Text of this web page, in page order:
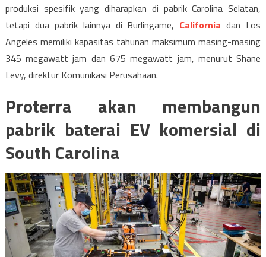
produksi spesifik yang diharapkan di pabrik Carolina Selatan,
tetapi dua pabrik lainnya di Burlingame, California dan Los
Angeles memiliki kapasitas tahunan maksimum masing-masing
345 megawatt jam dan 675 megawatt jam, menurut Shane
Levy, direktur Komunikasi Perusahaan.
Proterra akan membangun
pabrik baterai EV komersial di
South Carolina